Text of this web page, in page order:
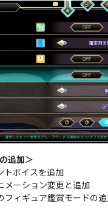
追加＞
トボイスを追加
メーション変更と追加
フィギュア鑑賞モードの